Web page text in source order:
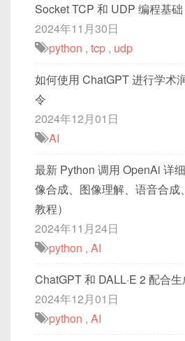
Socket TCP 和 UDP 编程基础
2024年11月30日
python , tcp , udp
如何使用 ChatGPT 进行学术
令
2024年12月01日
AI
最新 Python 调用 OpenAi 详
像合成、图像理解、语音合成
教程）
2024年11月24日
python , AI
ChatGPT 和 DALL·E 2 配合
2024年12月01日
python , AI